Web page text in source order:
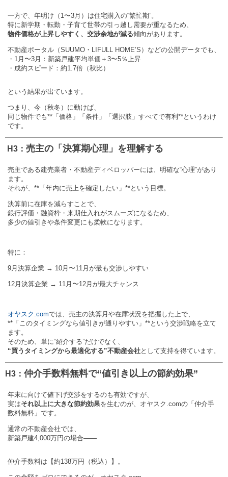
一方で、年明け（1〜3月）は住宅購入の“繁忙期”。
特に新学期・転勤・子育て世帯の引っ越し需要が重なるため、
物件価格が上昇しやすく、交渉余地が減る傾向があります。
不動産ポータル（SUUMO・LIFULL HOME’S）などの公開データでも、
・1月〜3月：新築戸建平均単価＋3〜5％上昇
・成約スピード：約1.7倍（秋比）
という結果が出ています。
つまり、今（秋冬）に動けば、
同じ物件でも**「価格」「条件」「選択肢」すべてで有利**というわけ
です。
H3： 売主の「決算期心理」を理解する
売主である建売業者・不動産ディベロッパーには、明確な“心理”があり
ます。
それが、**「年内に売上を確定したい」**という目標。
決算前に在庫を減らすことで、
銀行評価・融資枠・来期仕入れがスムーズになるため、
多少の値引きや条件変更にも柔軟になります。
特に：
9月決算企業 → 10月〜11月が最も交渉しやすい
12月決算企業 → 11月〜12月が最大チャンス
オヤスク.comでは、売主の決算月や在庫状況を把握した上で、
**「このタイミングなら値引きが通りやすい」**という交渉戦略を立て
ます。
そのため、単に“紹介する”だけでなく、
“買うタイミングから最適化する”不動産会社として支持を得ています。
H3： 仲介手数料無料で“値引き以上の節約効果”
年末に向けて値下げ交渉をするのも有効ですが、
実はそれ以上に大きな節約効果を生むのが、オヤスク.comの「仲介手
数料無料」です。
通常の不動産会社では、
新築戸建4,000万円の場合——
仲介手数料は【約138万円（税込）】。